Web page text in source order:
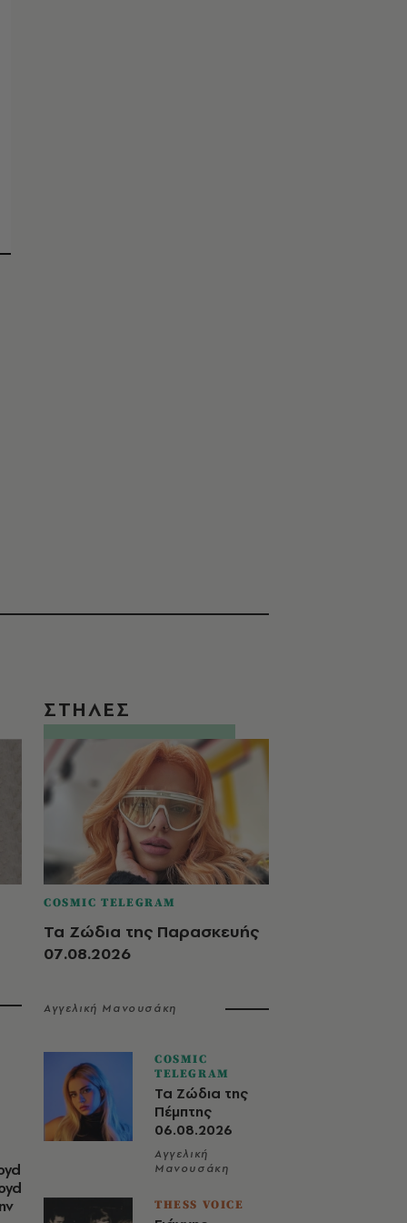
ΣΤΗΛΕΣ
COSMIC TELEGRAM
Τα Ζώδια της Παρασκευής
07.08.2026
Αγγελική Μανουσάκη
COSMIC
TELEGRAM
Τα Ζώδια της
Πέμπτης
06.08.2026
Αγγελική
Μανουσάκη
THESS VOICE